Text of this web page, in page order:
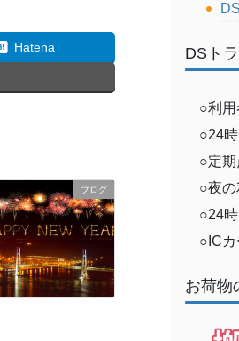
Hatena
ブログ
DSト
○利用
○24
○定期
○夜
○24
○ICカ
お荷物